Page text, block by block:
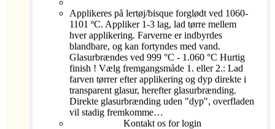
Applikeres på lertøj/bisque forglødt ved 1060-
1101 ºC. Appliker 1-3 lag, lad tørre mellem
hver applikering. Farverne er indbyrdes
blandbare, og kan fortyndes med vand.
Glasurbrændes ved 999 °C - 1.060 °C Hurtig
finish ! Vælg fremgangsmåde 1. eller 2.: Lad
farven tørrer efter applikering og dyp direkte i
transparent glasur, herefter glasurbrænding.
Direkte glasurbrænding uden "dyp", overfladen
vil stadig fremkomme…
Kontakt os for login